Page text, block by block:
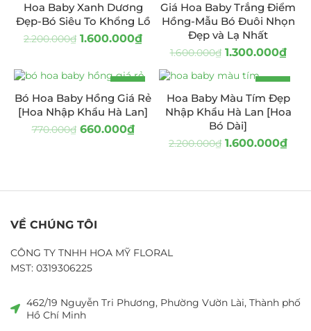
Hoa Baby Xanh Dương
Đẹp-Bó Siêu To Khổng Lồ
2.200.000₫ 1.600.000₫
Giá Hoa Baby Trắng Điểm
Hồng-Mẫu Bó Đuôi Nhọn
Đẹp và Lạ Nhất
1.600.000₫ 1.300.000₫
-14%
Bó Hoa Baby Hồng Giá Rẻ
[Hoa Nhập Khẩu Hà Lan]
770.000₫ 660.000₫
-27%
Hoa Baby Màu Tím Đẹp
Nhập Khẩu Hà Lan [Hoa
Bó Dài]
2.200.000₫ 1.600.000₫
VỀ CHÚNG TÔI
CÔNG TY TNHH HOA MỸ FLORAL
MST: 0319306225
462/19 Nguyễn Tri Phương, Phường Vườn Lài, Thành phố
Hồ Chí Minh